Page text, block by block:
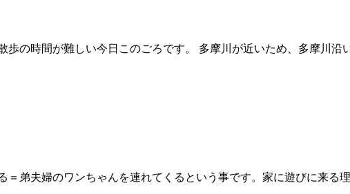
の時間が難しい今日このごろです。 多摩川が近いため、多摩川沿
弟夫婦のワンちゃんを連れてくるという事です。家に遊びに来る